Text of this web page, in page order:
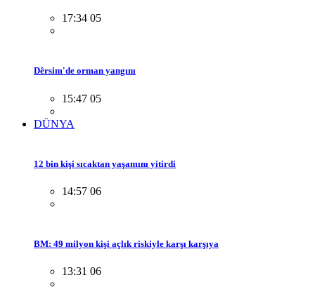
17:34 05
Dêrsim'de orman yangını
15:47 05
DÜNYA
12 bin kişi sıcaktan yaşamını yitirdi
14:57 06
BM: 49 milyon kişi açlık riskiyle karşı karşıya
13:31 06